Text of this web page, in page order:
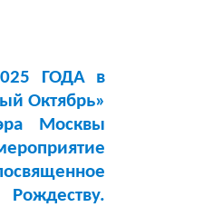
ГОДА в
Октябрь»
Москвы